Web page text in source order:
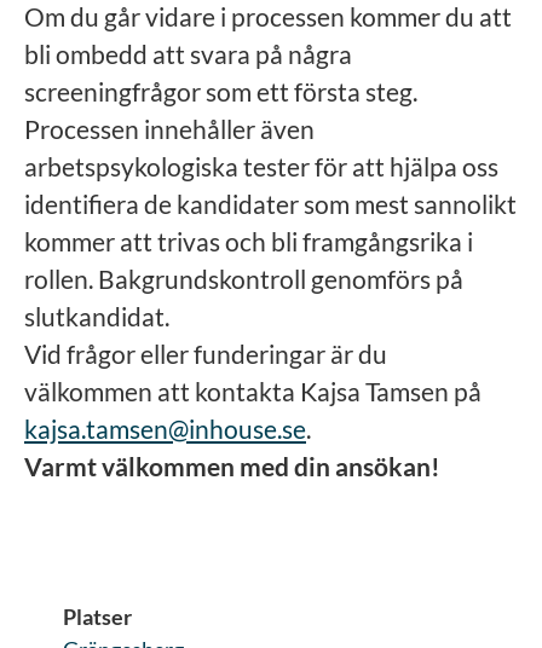
Om du går vidare i processen kommer du att
bli ombedd att svara på några
screeningfrågor som ett första steg.
Processen innehåller även
arbetspsykologiska tester för att hjälpa oss
identifiera de kandidater som mest sannolikt
kommer att trivas och bli framgångsrika i
rollen. Bakgrundskontroll genomförs på
slutkandidat.
Vid frågor eller funderingar är du
välkommen att kontakta Kajsa Tamsen på
kajsa.tamsen@inhouse.se.
Varmt välkommen med din ansökan!
Platser